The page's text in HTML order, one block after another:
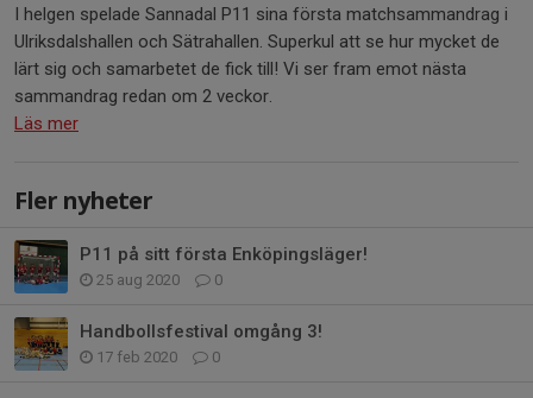
I helgen spelade Sannadal P11 sina första matchsammandrag i
Ulriksdalshallen och Sätrahallen. Superkul att se hur mycket de
lärt sig och samarbetet de fick till! Vi ser fram emot nästa
sammandrag redan om 2 veckor.
Läs mer
Fler nyheter
P11 på sitt första Enköpingsläger!
25 aug 2020 0
Handbollsfestival omgång 3!
17 feb 2020 0